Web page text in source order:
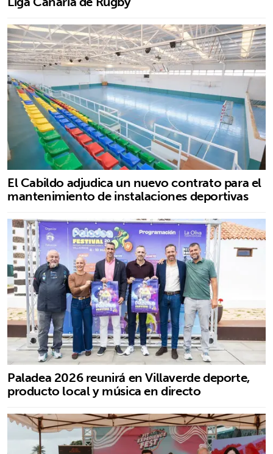
El Cabildo adjudica un nuevo contrato para el
mantenimiento de instalaciones deportivas
Paladea 2026 reunirá en Villaverde deporte,
producto local y música en directo